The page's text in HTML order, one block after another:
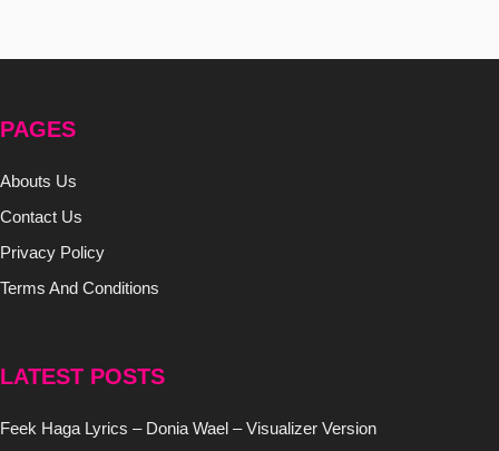
PAGES
Abouts Us
Contact Us
Privacy Policy
Terms And Conditions
LATEST POSTS
Feek Haga Lyrics – Donia Wael – Visualizer Version